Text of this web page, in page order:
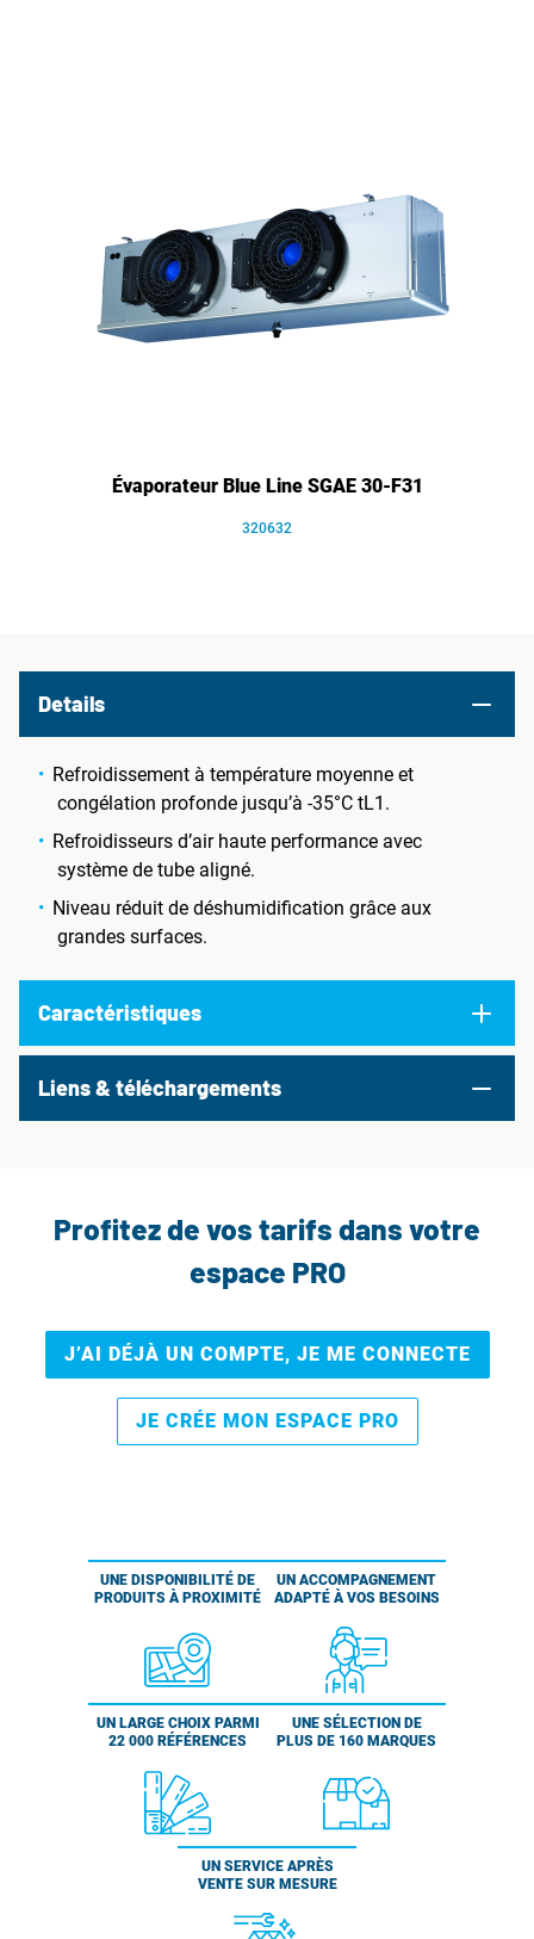
Évaporateur Blue Line SGAE 30-F31
320632
Details
Refroidissement à température moyenne et
congélation profonde jusqu’à -35°C tL1.
Refroidisseurs d’air haute performance avec
système de tube aligné.
Niveau réduit de déshumidification grâce aux
grandes surfaces.
Caractéristiques
Liens & téléchargements
Profitez de vos tarifs dans votre
espace PRO
J’AI DÉJÀ UN COMPTE, JE ME CONNECTE
JE CRÉE MON ESPACE PRO
UNE DISPONIBILITÉ DE
PRODUITS À PROXIMITÉ
UN ACCOMPAGNEMENT
ADAPTÉ À VOS BESOINS
UN LARGE CHOIX PARMI
22 000 RÉFÉRENCES
UNE SÉLECTION DE
PLUS DE 160 MARQUES
UN SERVICE APRÈS
VENTE SUR MESURE